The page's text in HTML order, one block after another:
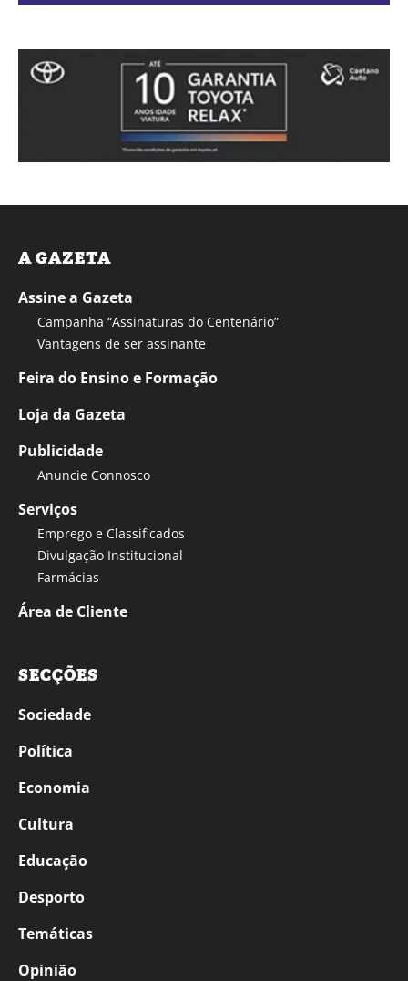
A GAZETA
Assine a Gazeta
Campanha “Assinaturas do Centenário”
Vantagens de ser assinante
Feira do Ensino e Formação
Loja da Gazeta
Publicidade
Anuncie Connosco
Serviços
Emprego e Classificados
Divulgação Institucional
Farmácias
Área de Cliente
SECÇÕES
Sociedade
Política
Economia
Cultura
Educação
Desporto
Temáticas
Opinião